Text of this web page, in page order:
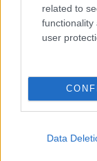
related to
functionality
user
Data
apskatnieks